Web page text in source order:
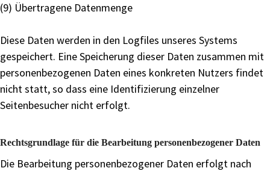
(9) Übertragene Datenmenge
Diese Daten werden in den Logfiles unseres Systems
gespeichert. Eine Speicherung dieser Daten zusammen mit
personenbezogenen Daten eines konkreten Nutzers findet
nicht statt, so dass eine Identifizierung einzelner
Seitenbesucher nicht erfolgt.
Rechtsgrundlage für die Bearbeitung personenbezogener Daten
Die Bearbeitung personenbezogener Daten erfolgt nach